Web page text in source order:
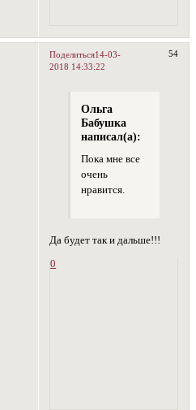
Поделиться 54
14-03-
2018 14:33:22
Ольга
Бабушка
написал(а):
Пока мне все
очень
нравится.
Да будет так и дальше!!!
0